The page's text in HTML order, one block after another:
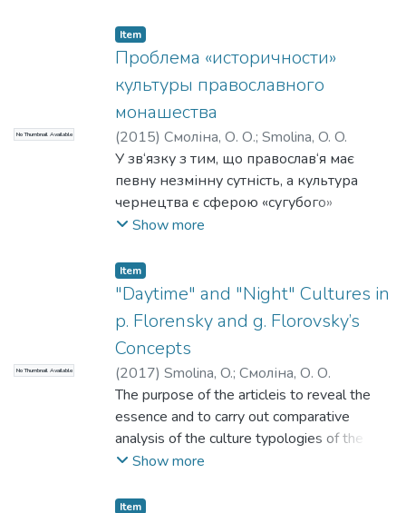
співвідношення двох її типів – чернечої
і монастирської культур). Визначено, що
виступає фактором небезпечним і та-
ким, що розбещує. Для монастирської
культури, навпаки, органічним є
використання з метою християнської
місії цього ресурсу, що розширює
аудиторію і нові можливості.
No Thumbnail Available
Item
Проблема «историчности»
культуры православного
монашества
(2015) Смоліна, О. О.; Smolina, O. O.
У зв‘язку з тим, що православ‘я має
певну незмінну сутність, а культура
чернецтва є сферою «сугубого»
вираження цієї сутності, чи слід
позаісторичність культури
православного чернецтва? Науковий
аналіз показує наявність і взаємодію
двох культур (підсистем) в системі
культури православного чернецтва –
монастирської культури і чернечої
культури. Перша з них схильна до
історичних змін, друга ж, навпаки, є
позаісторичною.
Show more
No Thumbnail Available
Item
"Daytime" and "Night" Cultures in
p. Florensky and g. Florovsky’s
Concepts
(2017) Smolina, O.; Смоліна, О. О.
The purpose of the articleis to reveal the
essence and to carry out comparative
analysis of the culture typologies of the
same name ("daytime" and "night"),
The methodologyis based on the compara-
Show more
Item